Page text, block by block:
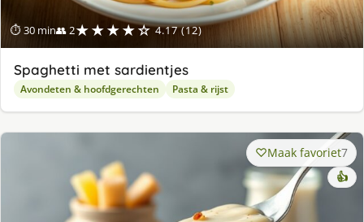
⏱ 30 min👥 2★★★★☆ 4.17 (12)
Spaghetti met sardientjes
Avondeten & hoofdgerechten Pasta & rijst
Maak favoriet7
👍